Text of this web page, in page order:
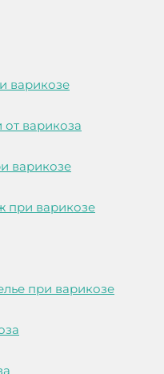
варикозе
варикоза
варикозе
при варикозе
при варикозе